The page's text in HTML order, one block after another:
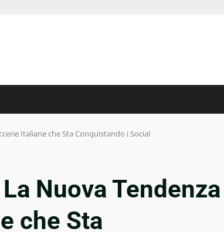
Italiane che Sta Conquistando i Social
Nuova Tendenza
che Sta